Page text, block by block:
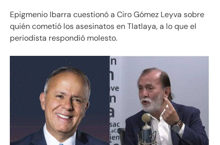
Epigmenio Ibarra cuestionó a Ciro Gómez Leyva sobre
quién cometió los asesinatos en Tlatlaya, a lo que el
periodista respondió molesto.